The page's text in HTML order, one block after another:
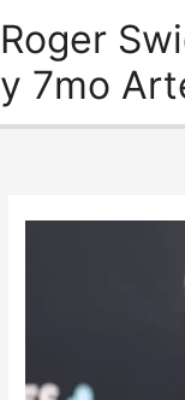
al
contenido
Roger
y 7mo